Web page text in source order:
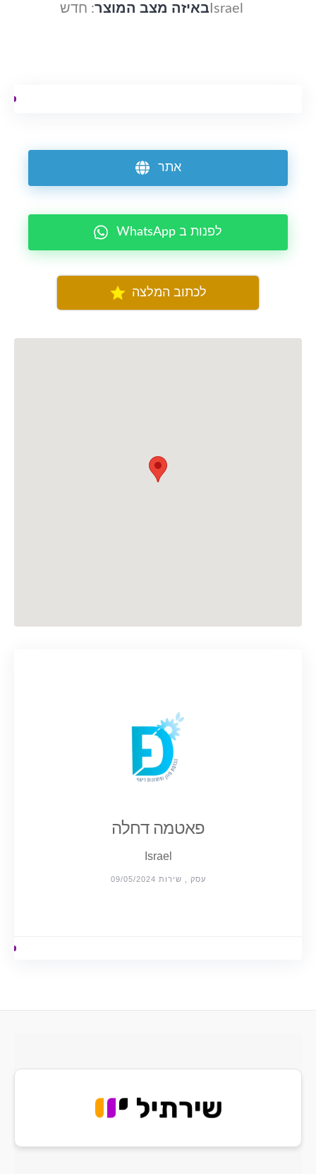
Israel באיזה מצב המוצר: חדש
אתר
WhatsApp לפנות ב
לכתוב המלצה
פאטמה דחלה
Israel
עסק , שירות 09/05/2024